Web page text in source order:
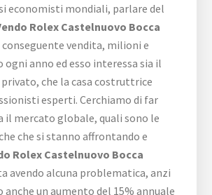
economisti mondiali, parlare del
Rolex Castelnuovo Bocca
conseguente vendita, milioni e
ogni anno ed esso interessa sia il
che la casa costruttrice
esperti. Cerchiamo di far
il mercato globale, quali sono le
che si stanno affrontando e
Rolex Castelnuovo Bocca
avendo alcuna problematica, anzi
anche un aumento del 15% annuale